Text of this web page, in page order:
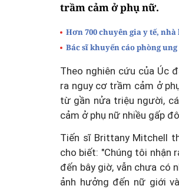
trầm cảm ở phụ nữ.
Hơn 700 chuyên gia y tế,
Bác sĩ khuyến cáo phòng
Theo nghiên cứu của Úc
ra nguy cơ trầm cảm ở
từ gần nửa triệu người,
cảm ở phụ nữ nhiều gấp
Tiến sĩ Brittany Mitchell
cho biết: "Chúng tôi nhận
đến bây giờ, vẫn chưa có
ảnh hưởng đến nữ giới